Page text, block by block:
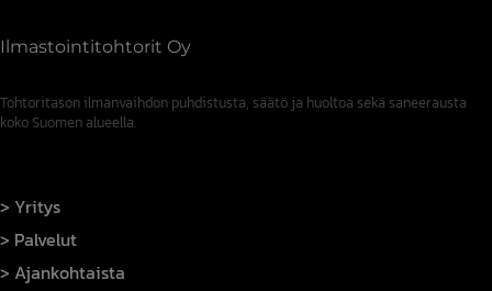
Ilmastointitohtorit Oy
Tohtoritason ilmanvaihdon puhdistusta, säätö ja huoltoa sekä saneerausta
koko Suomen alueella.
Yritys
Palvelut
Ajankohtaista